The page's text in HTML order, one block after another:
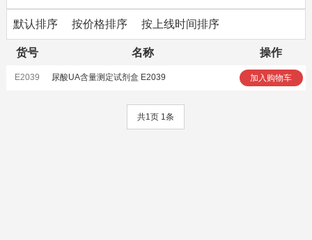
默认排序 按价格排序 按上线时间排序
货号 名称 操作
E2039 尿酸UA含量测定试剂盒 E2039 加入购物车
共1页 1条